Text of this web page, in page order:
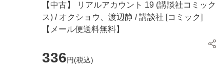
【中古】 リアルアカウント 19 (講談社コミック
ス) / オクショウ、渡辺静 / 講談社 [コミック]
【メール便送料無料】
336円(税込)